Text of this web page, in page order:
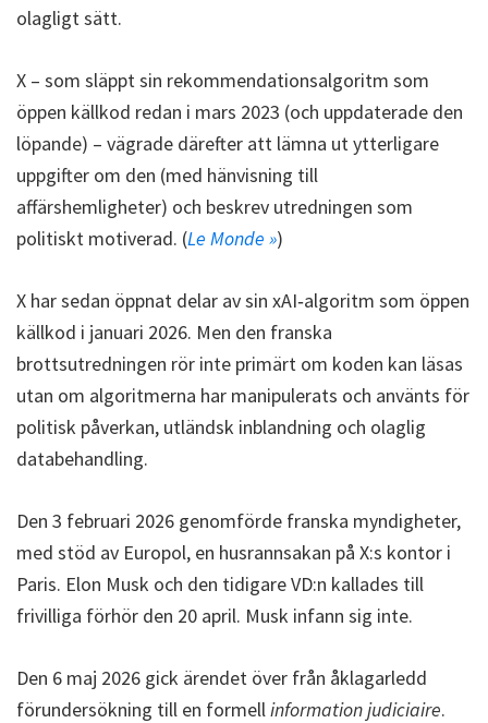
olagligt sätt.
X – som släppt sin rekommendationsalgoritm som
öppen källkod redan i mars 2023 (och uppdaterade den
löpande) – vägrade därefter att lämna ut ytterligare
uppgifter om den (med hänvisning till
affärshemligheter) och beskrev utredningen som
politiskt motiverad. (Le Monde »)
X har sedan öppnat delar av sin xAI‑algoritm som öppen
källkod i januari 2026. Men den franska
brottsutredningen rör inte primärt om koden kan läsas
utan om algoritmerna har manipulerats och använts för
politisk påverkan, utländsk inblandning och olaglig
databehandling.
Den 3 februari 2026 genomförde franska myndigheter,
med stöd av Europol, en husrannsakan på X:s kontor i
Paris. Elon Musk och den tidigare VD:n kallades till
frivilliga förhör den 20 april. Musk infann sig inte.
Den 6 maj 2026 gick ärendet över från åklagarledd
förundersökning till en formellinformation judiciaire.